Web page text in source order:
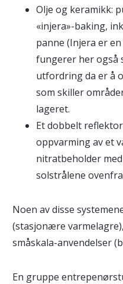
Olje og keramikk:
«injera»-baking,
panne (Injera er
fungerer her også
utfordring da er å
som skiller
lageret.
Et dobbelt
oppvarming av et
nitratbeholder
solstrålene
Noen av disse
(stasjonære
småskala-anvendelser
En gruppe